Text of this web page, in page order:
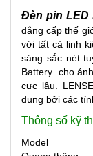
Đèn pin LED
đẳng cấp thế
với tất cả linh
sáng sắc nét
Battery cho
cực lâu.
dụng bởi các
Thông số kỹ
Model